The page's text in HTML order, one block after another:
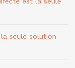
seule solution